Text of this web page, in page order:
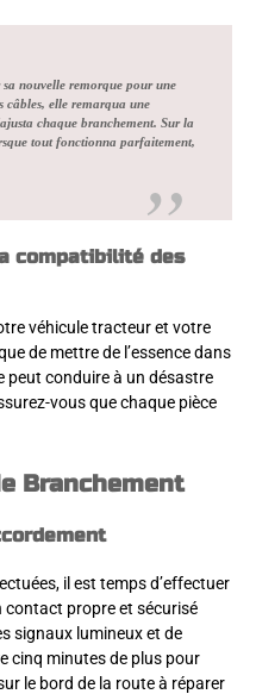
nouvelle remorque pour une
câbles, elle remarqua une
chaque branchement. Sur la
tout fonctionna parfaitement,
compatibilité des
véhicule tracteur et votre
de mettre de l’essence dans
peut conduire à un désastre
vous que chaque pièce
Branchement
il est temps d’effectuer
contact propre et sécurisé
signaux lumineux et de
cinq minutes de plus pour
le bord de la route à réparer